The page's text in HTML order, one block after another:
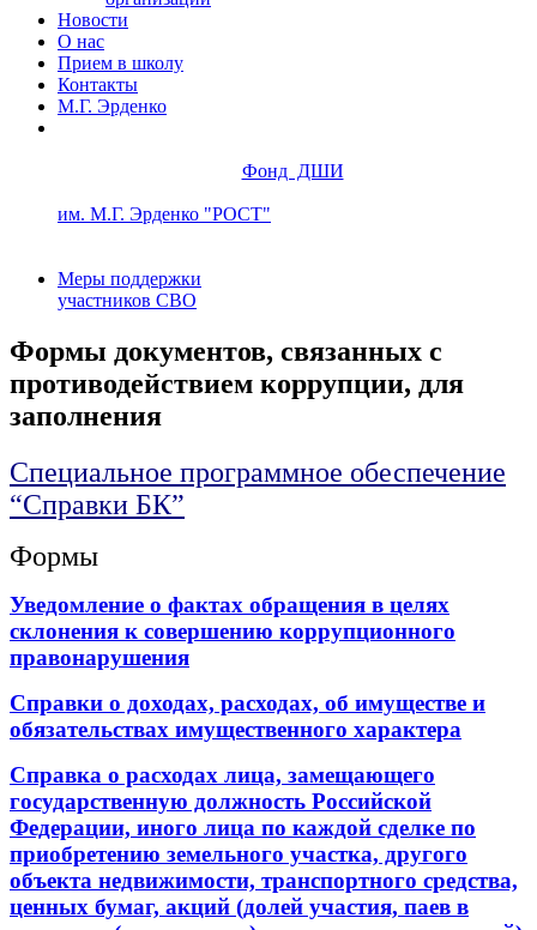
Новости
О нас
Прием в школу
Контакты
М.Г. Эрденко
Фонд ДШИ
им. М.Г. Эрденко "РОСТ"
Меры поддержки
участников СВО
Формы документов, связанных с
противодействием коррупции, для
заполнения
Специальное программное обеспечение
“Справки БК”
Формы
Уведомление о фактах обращения в целях
склонения к совершению коррупционного
правонарушения
Справки о доходах, расходах, об имуществе и
обязательствах имущественного характера
Справка о расходах лица, замещающего
государственную должность Российской
Федерации, иного лица по каждой сделке по
приобретению земельного участка, другого
объекта недвижимости, транспортного средства,
ценных бумаг, акций (долей участия, паев в